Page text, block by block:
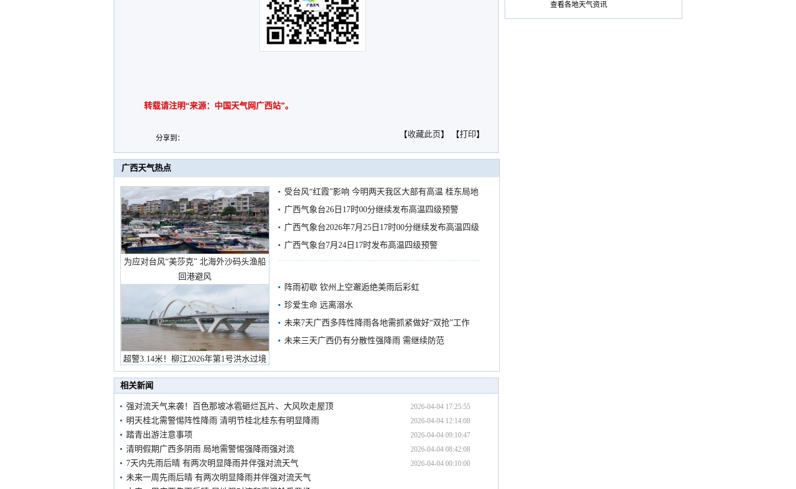
转载请注明“来源：中国天气网广西站”。
分享到： 【收藏此页 】 【打印】
广西天气热点
为应对台风“美莎克” 北海外沙码头渔船
回港避风
超警3.14米！柳江2026年第1号洪水过境
市民在堤岸见证汛况
受台风“红霞”影响 今明两天我区大部有高温 桂东局地
有较强降雨
广西气象台26日17时00分继续发布高温四级预警
广西气象台2026年7月25日17时00分继续发布高温四级
预警
广西气象台7月24日17时发布高温四级预警
阵雨初歇 钦州上空邂逅绝美雨后彩虹
珍爱生命 远离溺水
未来7天广西多阵性降雨各地需抓紧做好“双抢”工作
未来三天广西仍有分散性强降雨 需继续防范
相关新闻
强对流天气来袭！百色那坡冰雹砸烂瓦片、大风吹走屋顶 2026-04-04 17:25:55
明天桂北需警惕阵性降雨 清明节桂北桂东有明显降雨 2026-04-04 12:14:08
踏青出游注意事项 2026-04-04 09:10:47
清明假期广西多阴雨 局地需警惕强降雨强对流 2026-04-04 08:42:08
7天内先雨后晴 有两次明显降雨并伴强对流天气 2026-04-04 00:10:00
未来一周先雨后晴 有两次明显降雨并伴强对流天气
查看各地天气资讯